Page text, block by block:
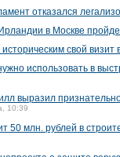
отказался
в Москве
свой визит
использовать в
выразил
10:39
50 млн. рублей в